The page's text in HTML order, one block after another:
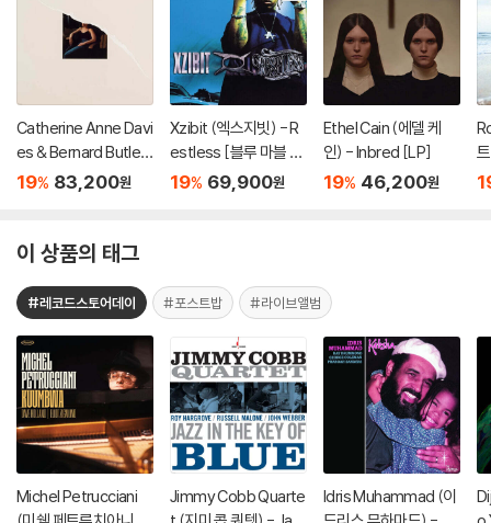
Catherine Anne Davi
es & Bernard Butler
(캐서린 앤 데이비스 &
gs [7인치 Vinyl + 골
19% 83,200원
Xzibit (엑스지빗) - R
estless [블루 마블 컬
러 2LP]
19% 69,900원
Ethel Cain (에델 케
인) - Inbred [LP]
19% 46,200원
이 상품의 태그
#레코드스토어데이 #포스트밥 #라이브앨범
Michel Petrucciani
Jimmy Cobb Quarte
Idris Muhammad (이